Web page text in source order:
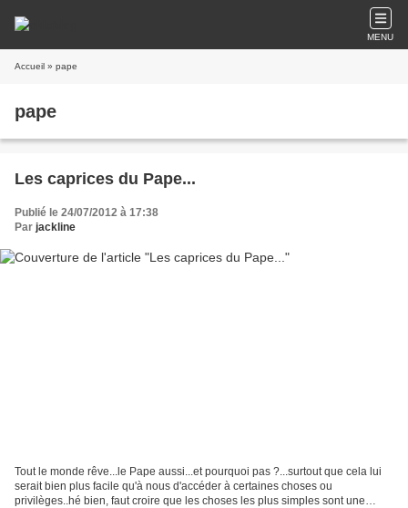
MENU
Accueil » pape
pape
Les caprices du Pape...
Publié le 24/07/2012 à 17:38
Par jackline
Tout le monde rêve...le Pape aussi...et pourquoi pas ?...surtout que cela lui
serait bien plus facile qu'à nous d'accéder à certaines choses ou
privilèges..hé bien, faut croire que les choses les plus simples sont une